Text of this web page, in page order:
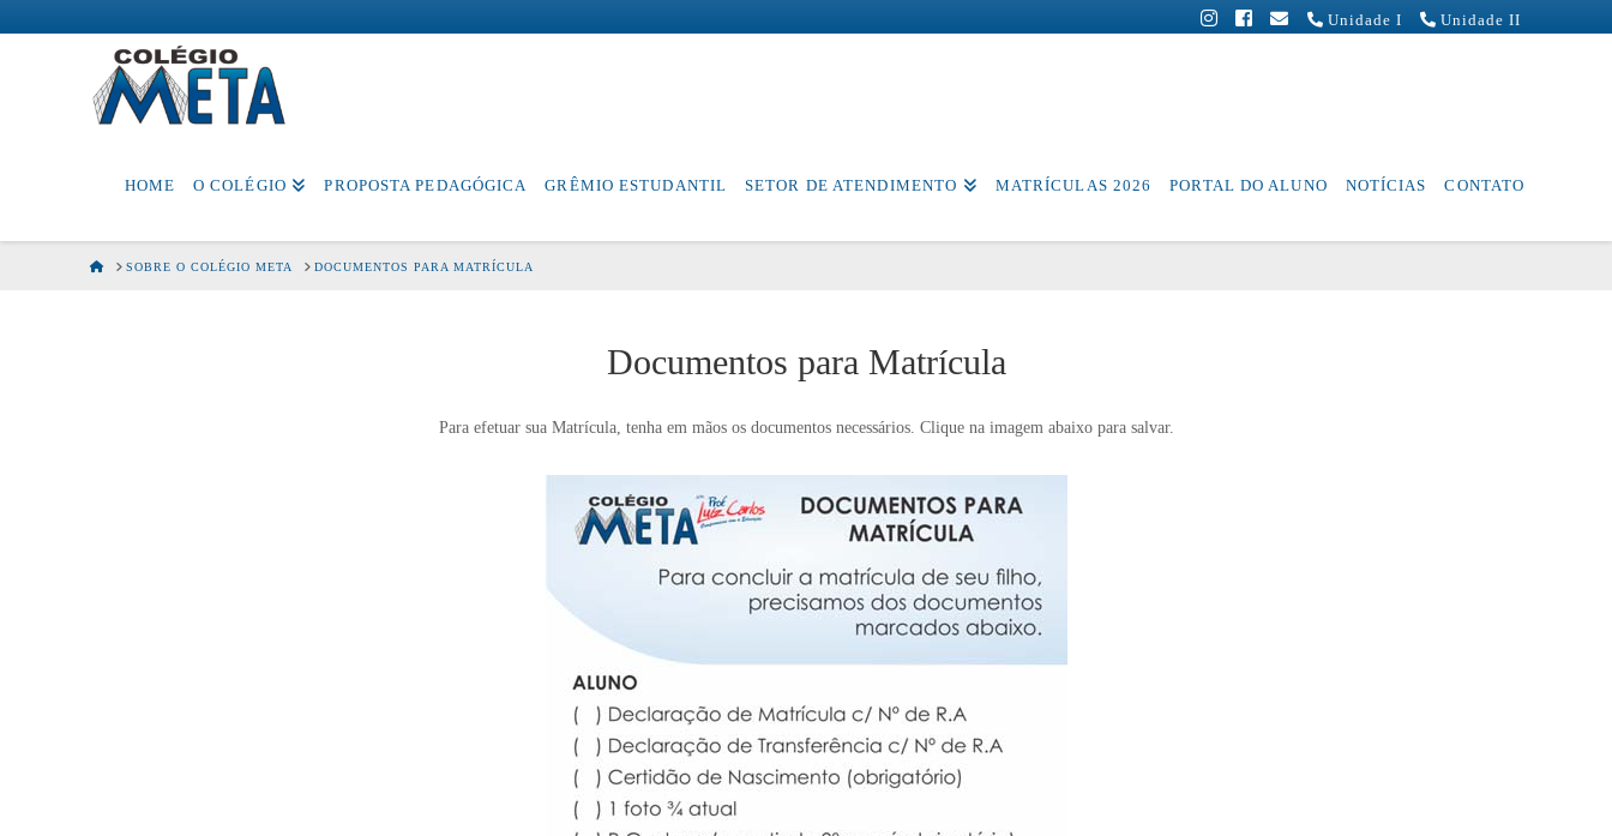
Unidade I Unidade II
Colégio
Meta
HOME O COLÉGIO PROPOSTA PEDAGÓGICA GRÊMIO ESTUDANTIL SETOR DE ATENDIMENTO MATRÍCULAS 2026 PORTAL DO ALUNO NOTÍCIAS CONTATO
HOMESOBRE O COLÉGIO META DOCUMENTOS PARA MATRÍCULA
Documentos para Matrícula
Para efetuar sua Matrícula, tenha em mãos os documentos necessários. Clique na imagem abaixo para salvar.